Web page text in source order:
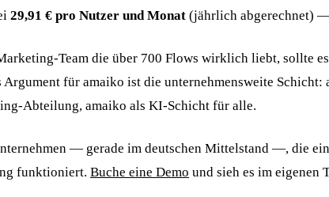
29,91 € pro Nutzer und Monat (jährlich abgerechnet)
Team die über 700 Flows wirklich liebt,
Argument für amaiko ist die unternehmensweite
Abteilung, amaiko als KI-Schicht für alle.
— gerade im deutschen Mittelstand —, die
funktioniert. Buche eine Demo und sieh es im eigenen